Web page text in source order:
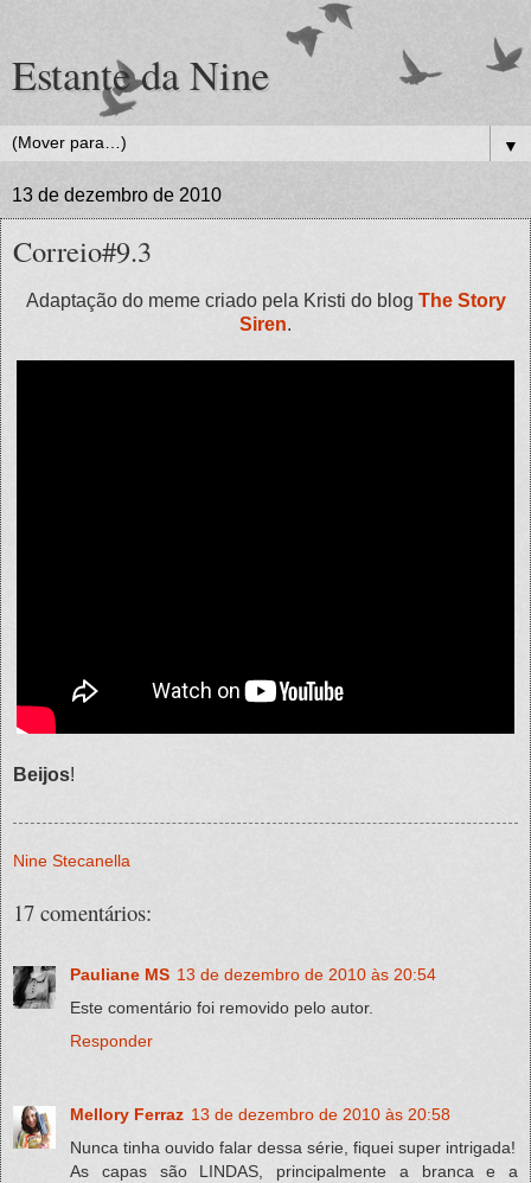
Estante da Nine
▼
13 de dezembro de 2010
Correio#9.3
Adaptação do meme criado pela Kristi do blog The Story
Siren.
Beijos!
Nine Stecanella
17 comentários:
Pauliane MS 13 de dezembro de 2010 às 20:54
Este comentário foi removido pelo autor.
Responder
Mellory Ferraz 13 de dezembro de 2010 às 20:58
Nunca tinha ouvido falar dessa série, fiquei super intrigada!
As capas são LINDAS, principalmente a branca e a